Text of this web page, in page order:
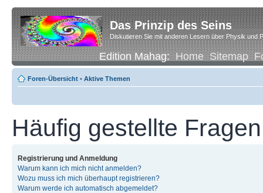
Das Prinzip des Seins
Diskutieren Sie mit anderen Lesern über Physik und
Edition Mahag:Home Sitemap
Foren-Übersicht • Aktive Themen
Häufig gestellte Fragen
Registrierung und Anmeldung
Warum kann ich mich nicht anmelden?
Wozu muss ich mich überhaupt registrieren?
Warum werde ich automatisch abgemeldet?